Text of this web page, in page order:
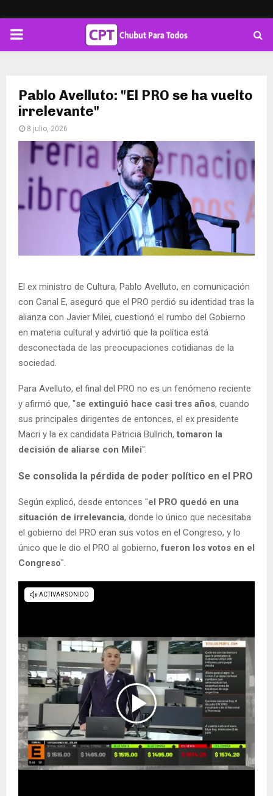
PRIMARY
Pablo Avelluto: "El PRO se ha vuelto
irrelevante"
8 julio, 2026
El ex ministro de Cultura, Pablo Avelluto, en comunicación
con Canal E, aseguró que el PRO perdió su identidad tras la
alianza con Javier Milei, cuestionó el rumbo del Gobierno
en materia cultural y advirtió que la política está
desconectada de las preocupaciones cotidianas de la
sociedad.
Para Avelluto, el final del PRO no es un fenómeno reciente
y afirmó que, "se extinguió hace casi tres años, cuando
sus principales dirigentes de entonces, el ex presidente
Macri y la ex candidata Patricia Bullrich, tomaron la
decisión de aliarse con Milei".
Se consolida la pérdida de poder político en el PRO
Según explicó, desde entonces "el PRO quedó en una
situación de irrelevancia, donde lo único que necesitaba
el gobierno del PRO eran sus votos en el Congreso, y lo
único que le dio el PRO al gobierno,fueron los votos en el
Congreso".